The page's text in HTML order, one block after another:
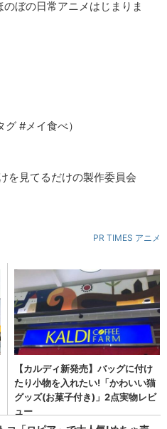
ぼの日常アニメはじまりま
グ #メイ食べ）
を見てるだけの製作委員会
PR TIMES アニメ